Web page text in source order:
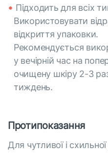
Підходить для всіх
Використовувати
відкриття упаковки.
Рекомендується
у вечірній час на
очищену шкіру 2-3
тиждень.
Протипоказання
Для чутливої і